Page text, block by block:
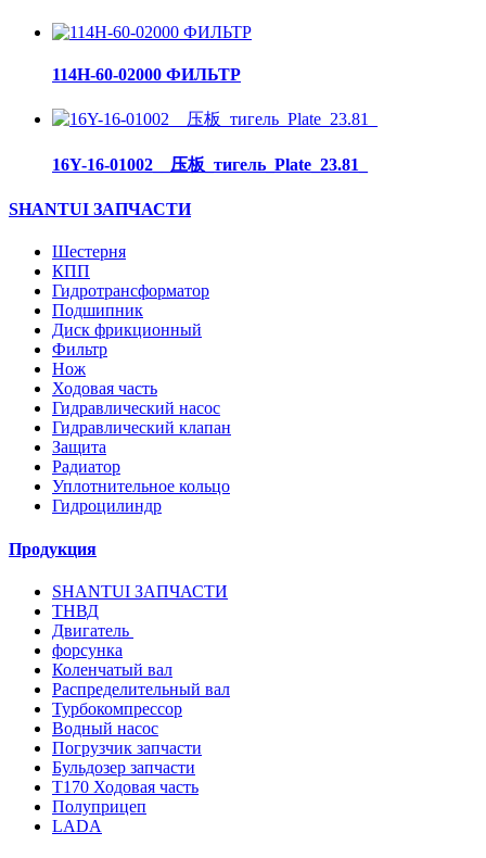
114H-60-02000 ФИЛЬТР
16Y-16-01002__压板_тигель_Plate_23.81_
SHANTUI ЗАПЧАСТИ
Шестерня
КПП
Гидротрансформатор
Подшипник
Диск фрикционный
Фильтр
Нож
Ходовая часть
Гидравлический насос
Гидравлический клапан
Защита
Радиатор
Уплотнительное кольцо
Гидроцилиндр
Продукция
SHANTUI ЗАПЧАСТИ
ТНВД
Двигатель
форсунка
Коленчатый вал
Распределительный вал
Турбокомпрессор
Водный насос
Погрузчик запчасти
Бульдозер запчасти
T170 Ходовая часть
Полуприцеп
LADA